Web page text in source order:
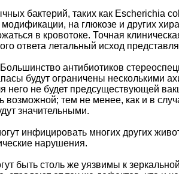
бактерий, таких как Escherichia
на глюкозе и других
в кровотоке. Точная
ответа летальный исход
антибиотиков
будут ограничены несколькими
него не будет предсуществующей
тем не менее, как и в
значительными.
инфицировать многих других
нарушения.
быть столь же уязвимы к